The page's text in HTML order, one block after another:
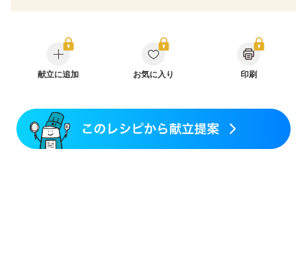
CKD（ステージ３b）
乳がん（抗がん剤治療中）
乳がん（ホルモン療法中）
乳がん（放射線治療中）
乳がん治療を終えた方・経過観察中の方など
妊婦健診・血圧が気になる（初期）
妊婦健診・血糖値が気になる（初期）
妊娠高血圧(中期)
妊娠糖尿病(初期)
献立に追加 お気に入り 印刷